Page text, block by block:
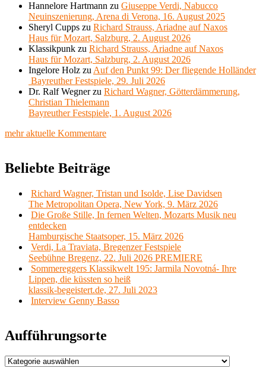
Hannelore Hartmann zu Giuseppe Verdi, Nabucco
Neuinszenierung, Arena di Verona, 16. August 2025
Sheryl Cupps zu Richard Strauss, Ariadne auf Naxos
Haus für Mozart, Salzburg, 2. August 2026
Klassikpunk zu Richard Strauss, Ariadne auf Naxos
Haus für Mozart, Salzburg, 2. August 2026
Ingelore Holz zu Auf den Punkt 99: Der fliegende Holländer
Bayreuther Festspiele, 29. Juli 2026
Dr. Ralf Wegnerzu Richard Wagner, Götterdämmerung,
Christian Thielemann
Bayreuther Festspiele, 1. August 2026
mehr aktuelle Kommentare
Beliebte Beiträge
Richard Wagner, Tristan und Isolde, Lise Davidsen
The Metropolitan Opera, New York, 9. März 2026
Die Große Stille, In fernen Welten, Mozarts Musik neu
entdecken
Hamburgische Staatsoper, 15. März 2026
Verdi, La Traviata, Bregenzer Festspiele
Seebühne Bregenz, 22. Juli 2026 PREMIERE
Sommereggers Klassikwelt 195: Jarmila Novotná- Ihre
Lippen, die küssten so heiß
klassik-begeistert.de, 27. Juli 2023
Interview Genny Basso
Aufführungsorte
Aufführungsorte